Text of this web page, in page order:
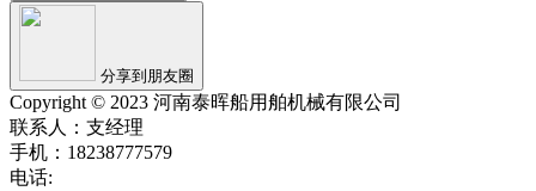
分享到朋友圈
Copyright © 2023 河南泰晖船用舶机械有限公司
联系人：支经理
手机：18238777579
电话: